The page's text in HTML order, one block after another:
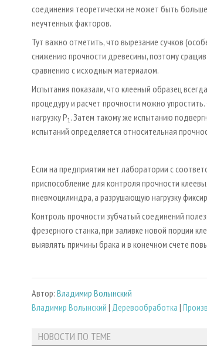
соединения теоретически не может быть
неучтенных факторов.
Тут важно отметить, что вырезание сучков
снижению прочности древесины, поэтому
сравнению с исходным материалом.
Испытания показали, что клееный образец
процедуру и расчет прочности можно
нагрузку Р1. Затем такому же испытанию
испытаний определяется относительная
Если на предприятии нет лаборатории с
приспособление для контроля прочности
пневмоцилиндра, а разрушающую нагрузку
Контроль прочности зубчатый соединений
фрезерного станка, при заливке новой порции
выявлять причины брака и в конечном счете
Автор: Владимир Волынский
Владимир Волынский | Деревообработка |
НОВОСТИ ПО ТЕМЕ